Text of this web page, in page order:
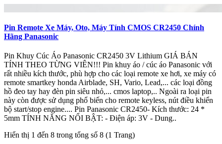
Pin Remote Xe Máy, Oto, Máy Tính CMOS CR2450 Chính
Hãng Panasonic
Pin Khuy Cúc Áo Panasonic CR2450 3V Lithium GIÁ BÁN
TÍNH THEO TỪNG VIÊN!!! Pin khuy áo / cúc áo Panasonic với
rất nhiều kích thước, phù hợp cho các loại remote xe hơi, xe máy có
remote smartkey honda Airblade, SH, Vario, Lead,... các loại đồng
hồ đeo tay hay đèn pin siêu nhỏ,... cmos laptop,.. Ngoài ra loại pin
này còn được sử dụng phổ biến cho remote keyless, nút điều khiển
bộ start/stop engine.... Pin Panasonic CR2450- Kích thước: 24 *
5mm TÍNH NĂNG NỔI BẬT: - Điện áp: 3V - Dung..
Hiển thị 1 đến 8 trong tổng số 8 (1 Trang)